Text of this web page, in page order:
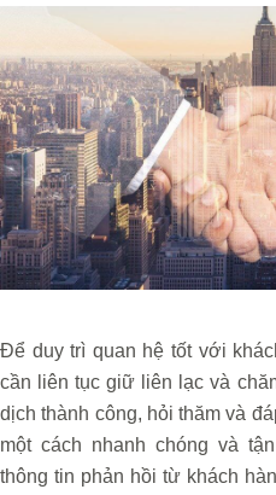
Để duy trì quan hệ tốt với
cần liên tục giữ liên lạc và
dịch thành công, hỏi thăm và
một cách nhanh chóng và
thông tin phản hồi từ khách